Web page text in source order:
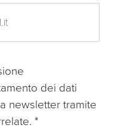
dei dati
newsletter tramite
*